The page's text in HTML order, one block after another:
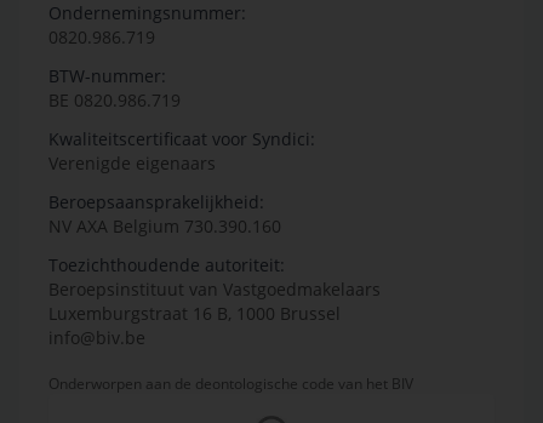
Ondernemingsnummer:
0820.986.719
BTW-nummer:
BE 0820.986.719
Kwaliteitscertificaat voor Syndici:
Verenigde eigenaars
Beroepsaansprakelijkheid:
NV AXA Belgium 730.390.160
Toezichthoudende autoriteit:
Beroepsinstituut van Vastgoedmakelaars
Luxemburgstraat 16 B, 1000 Brussel
info@biv.be
Onderworpen aan de deontologische code van het BIV